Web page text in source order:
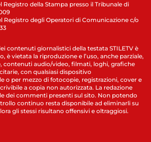
Registro della Stampa presso il Tribunale di
Registro degli Operatori di Comunicazione c/o
contenuti giornalistici della testata STILETV è
è vietata la riproduzione e l’uso, anche parziale,
contenuti audio/video, filmati, loghi, grafiche
con qualsiasi dispositivo
o per mezzo di fotocopie, registrazioni, cover e
a copia non autorizzata. La redazione
dei commenti presenti sul sito. Non potendo
continuo resta disponibile ad eliminarli su
gli stessi risultano offensivi e oltraggiosi.